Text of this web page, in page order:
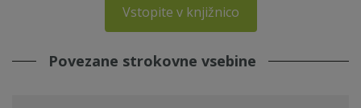
Vstopite v knjižnico
Povezane strokovne vsebine